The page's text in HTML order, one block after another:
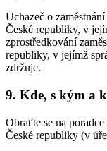
Uchazeč o
České republiky, v
zprostředkování
republiky, v jejímž
zdržuje.
9. Kde, s kým a
Obraťte se na
České republiky (v